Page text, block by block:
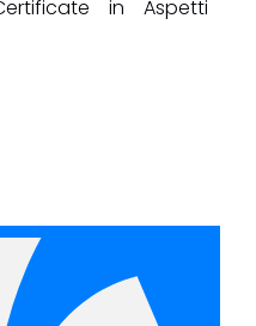
in Aspetti